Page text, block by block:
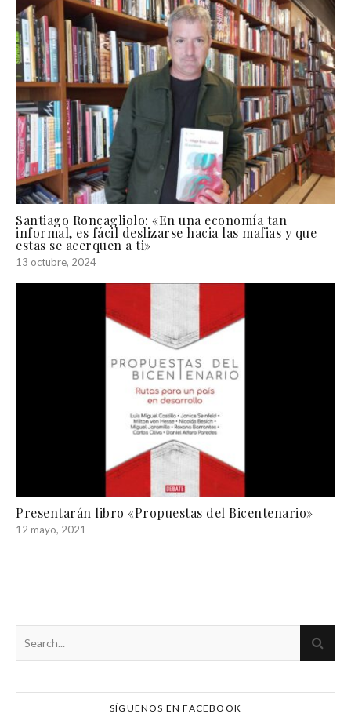
Santiago Roncagliolo: «En una economía tan
informal, es fácil deslizarse hacia las mafias y que
estas se acerquen a ti»
13 octubre, 2024
Presentarán libro «Propuestas del Bicentenario»
12 mayo, 2021
SÍGUENOS EN FACEBOOK